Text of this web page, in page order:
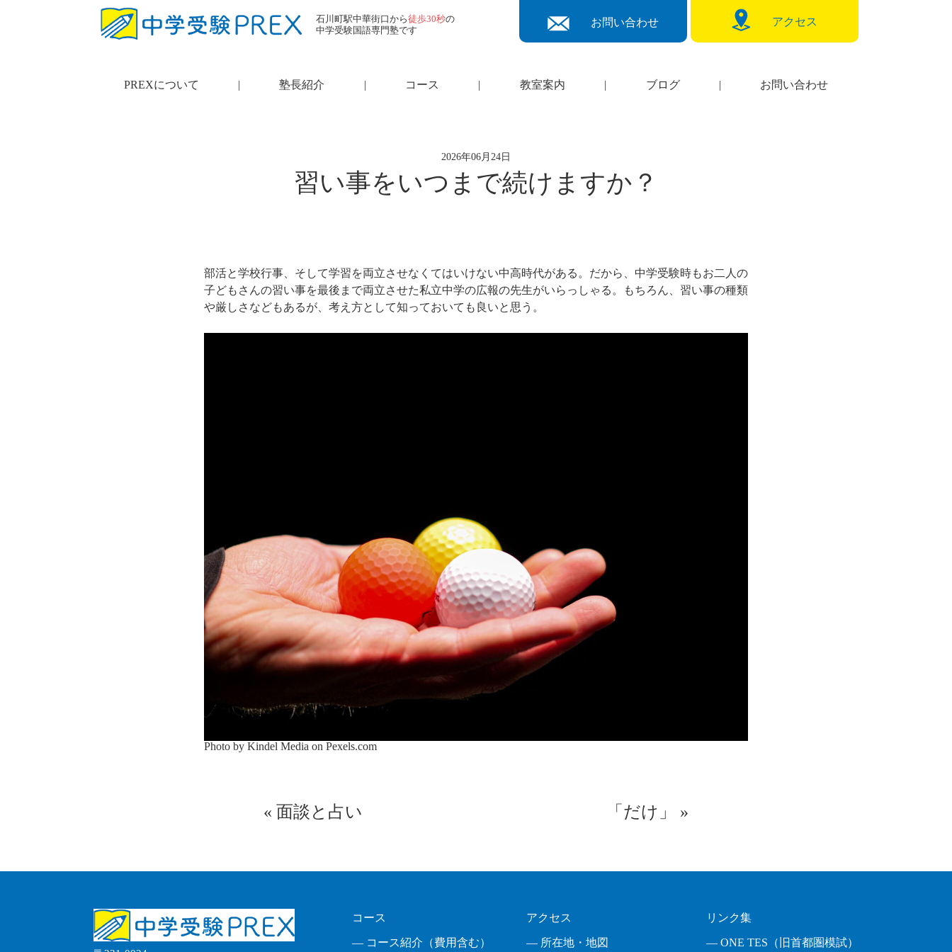
石川町駅中華街口から徒歩30秒の
中学受験国語専門塾です
お問い合わせ アクセス
PREXについて | 塾長紹介 | コース | 教室案内 | ブログ | お問い合わせ
2026年06月24日
習い事をいつまで続けますか？
部活と学校行事、そして学習を両立させなくてはいけない中高時代がある。だから、中学受験時もお二人の
子どもさんの習い事を最後まで両立させた私立中学の広報の先生がいらっしゃる。もちろん、習い事の種類
や厳しさなどもあるが、考え方として知っておいても良いと思う。
Photo by Kindel Media on Pexels.com
« 面談と占い 「だけ」 »
コース
― コース紹介（費用含む）
アクセス
― 所在地・地図
リンク集
― ONE TES（旧首都圏模試）